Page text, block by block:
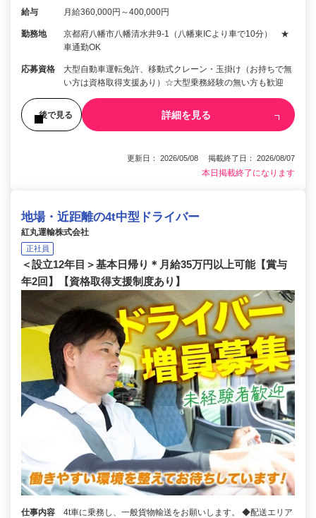
給与 月給360,000円～400,000円
勤務地
京都府八幡市八幡清水井9-1（八幡東ICより車で10分） ★
車通勤OK
応募資格
大型自動車運転免許、移動式クレーン・玉掛け（お持ちで無
い方は資格取得支援あり）☆大型乗務経験の無い方も歓迎
後で見る 詳細を見る
更新日： 2026/05/08 掲載終了日： 2026/08/07
本日掲載終了になります
地場・近距離の4t中型ドライバー
紅丸運輸株式会社
正社員
＜設立12年目＞基本日帰り＊月給35万円以上可能【賞与
年2回】【資格取得支援制度あり】
仕事内容
4t車に乗務し、一般貨物輸送をお願いします。 ◆配送エリア